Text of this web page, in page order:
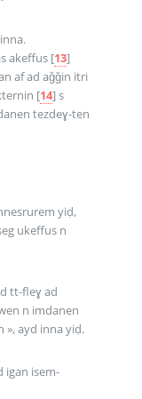
akeffus[13]
af ad aǧǧin itri
[14]s
tezdeɣ-ten
yiḍ,
ukeffus n
tt-fleɣ ad
n imdanen
», ayd inna yiḍ.
igan isem-